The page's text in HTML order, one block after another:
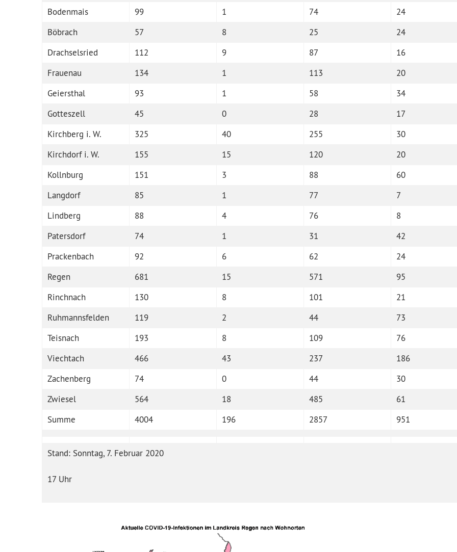
Bodenmais
99 1 74 24
Böbrach
57 8 25 24
Drachselsried
112 9 87 16
Frauenau
134 1 113 20
Geiersthal
93 1 58 34
Gotteszell
45 0 28 17
Kirchberg i. W.
325 40 255 30
Kirchdorf i. W.
155 15 120 20
Kollnburg
151 3 88 60
Langdorf
85 1 77 7
Lindberg
88 4 76 8
Patersdorf
74 1 31 42
Prackenbach
92 6 62 24
Regen
681 15 571 95
Rinchnach
130 8 101 21
Ruhmannsfelden
119 2 44 73
Teisnach
193 8 109 76
Viechtach
466 43 237 186
Zachenberg
74 0 44 30
Zwiesel
564 18 485 61
Summe
4004 196 2857 951
Stand: Sonntag, 7. Februar 2020
17 Uhr